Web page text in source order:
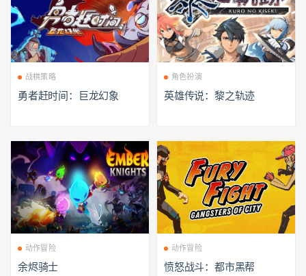
战棋策略
勇者赶时间：巨龙幻象
角色扮演
英雄传说：黎之轨迹
动作冒险
余烬骑士
动作冒险
愤怒战斗：都市黑帮